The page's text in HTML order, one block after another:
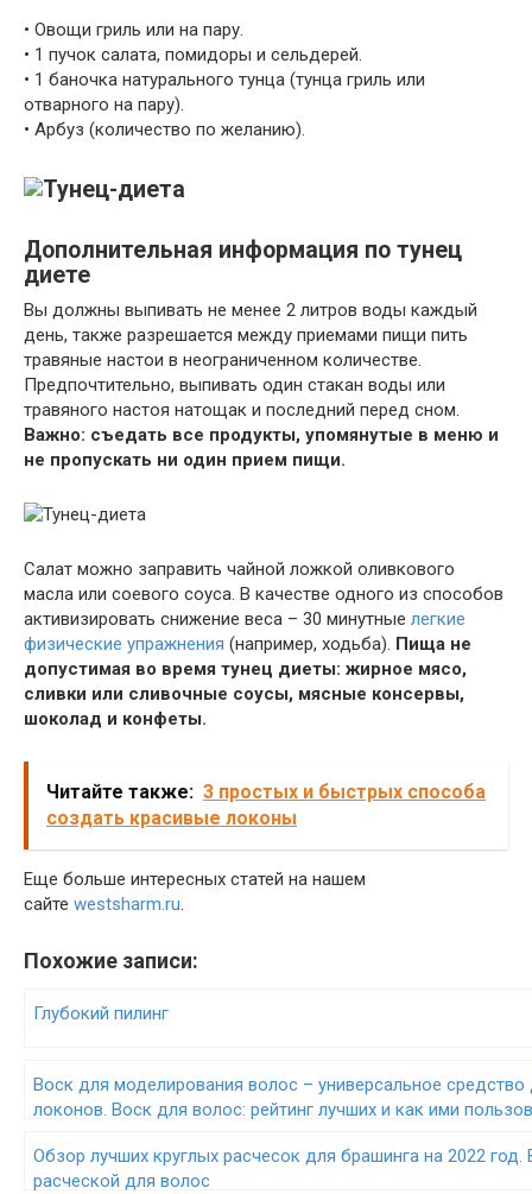
• Овощи гриль или на пару.
• 1 пучок салата, помидоры и сельдерей.
• 1 баночка натурального тунца (тунца гриль или
отварного на пару).
• Арбуз (количество по желанию).
Дополнительная информация по тунец
диете
Вы должны выпивать не менее 2 литров воды каждый
день, также разрешается между приемами пищи пить
травяные настои в неограниченном количестве.
Предпочтительно, выпивать один стакан воды или
травяного настоя натощак и последний перед сном.
Важно: съедать все продукты, упомянутые в меню и
не пропускать ни один прием пищи.
Салат можно заправить чайной ложкой оливкового
масла или соевого соуса. В качестве одного из способов
активизировать снижение веса – 30 минутные легкие
физические упражнения (например, ходьба). Пища не
допустимая во время тунец диеты: жирное мясо,
сливки или сливочные соусы, мясные консервы,
шоколад и конфеты.
Читайте также: 3 простых и быстрых способа
создать красивые локоны
Еще больше интересных статей на нашем
сайте westsharm.ru.
Похожие записи:
Глубокий пилинг
Воск для моделирования волос – универсальное
локонов. Воск для волос: рейтинг лучших и как ими
Обзор лучших круглых расчесок для брашинга на 2022
расческой для волос